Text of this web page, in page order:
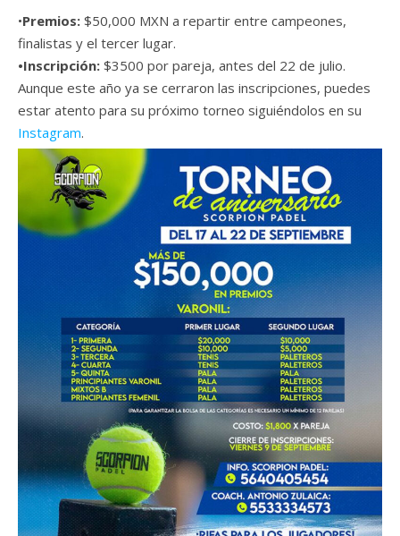
•Premios: $50,000 MXN a repartir entre campeones,
finalistas y el tercer lugar.
•Inscripción: $3500 por pareja, antes del 22 de julio.
Aunque este año ya se cerraron las inscripciones, puedes
estar atento para su próximo torneo siguiéndolos en su
Instagram.